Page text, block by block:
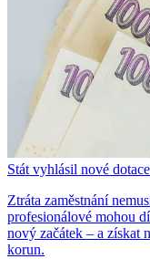
Stát vyhlásil nové
Ztráta zaměstnání
profesionálové mohou
nový začátek – a získat
korun.